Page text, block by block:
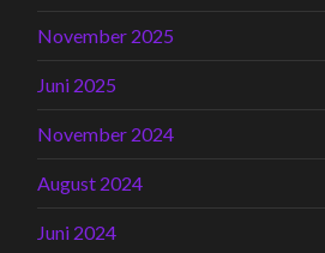
November 2025
Juni 2025
November 2024
August 2024
Juni 2024